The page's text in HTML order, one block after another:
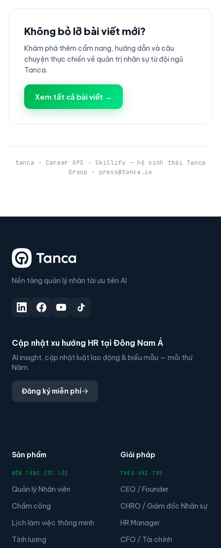
Không bỏ lỡ bài viết mới?
Khám phá thêm cẩm nang, hướng dẫn và câu
chuyện thực chiến về quản trị nhân sự từ đội ngũ
Tanca.
Xem tất cả bài viết →
tanca · Career GPS · Skillify — hệ sinh thái Tanca
Group · press@tanca.io
Nền tảng quản lý nhân tài ưu tiên AI
Cập nhật xu hướng HR tại Đông Nam Á
AI insight, cập nhật luật lao động & biểu mẫu — mỗi thứ
Năm.
Đăng ký miễn phí
Sản phẩm
NỀN TẢNG CỐT LÕI
Quản lý Nhân viên
Chấm công
Lịch làm việc thông minh
Tính lương
Giải pháp
THEO VAI TRÒ
CEO / Founder
CHRO / Giám đốc Nhân sự
HR Manager
CFO / Tài chính